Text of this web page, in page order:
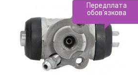
Передплата
обов'язкова